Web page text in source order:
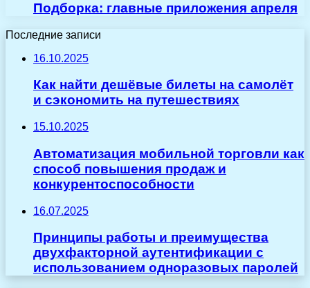
Подборка: главные приложения апреля
Последние записи
16.10.2025
Как найти дешёвые билеты на самолёт
и сэкономить на путешествиях
15.10.2025
Автоматизация мобильной торговли как
способ повышения продаж и
конкурентоспособности
16.07.2025
Принципы работы и преимущества
двухфакторной аутентификации с
использованием одноразовых паролей